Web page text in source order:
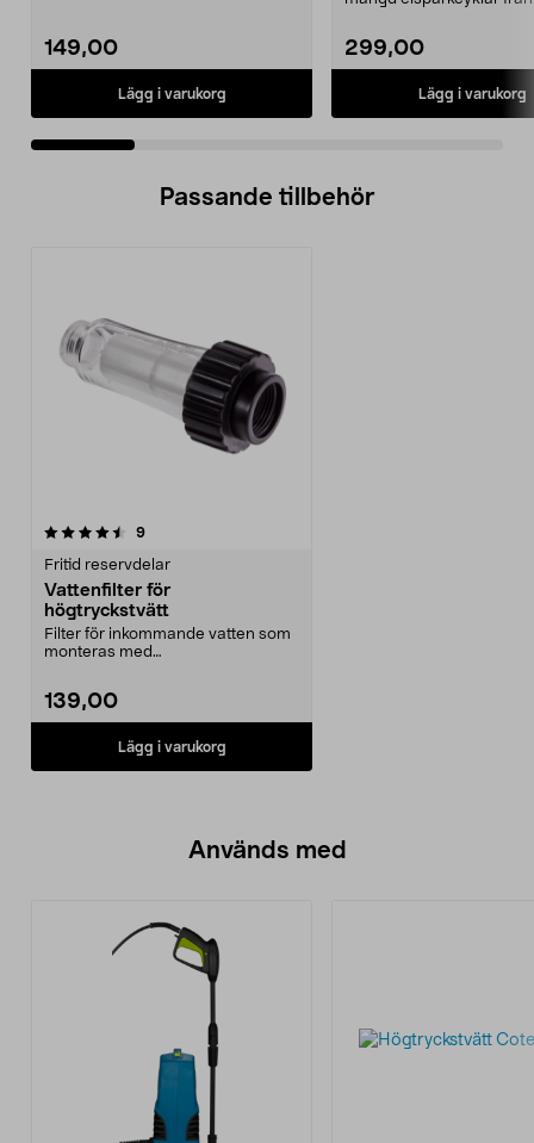
149,00
Lägg i varukorg
299,00
Lägg i varukorg
Passande tillbehör
9recensioner
Fritid reservdelar
Vattenfilter för
högtryckstvätt
Filter för inkommande vatten som
monteras med
139,00
Lägg i varukorg
Används med